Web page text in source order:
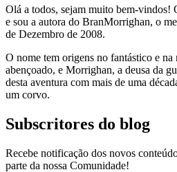
Olá a todos, sejam muito bem-vindos!
e sou a autora do BranMorrighan, o
de Dezembro de 2008.
O nome tem origens no fantástico e
abençoado, e Morrighan, a deusa da
desta aventura com mais de uma
um corvo.
Subscritores do blog
Recebe notificação dos novos
parte da nossa Comunidade!